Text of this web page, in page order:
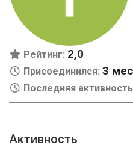
Рейтинг: 2,0
Присоединился: 3
Последняя
Активность